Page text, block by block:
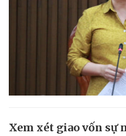
Xem xét giao vốn sự